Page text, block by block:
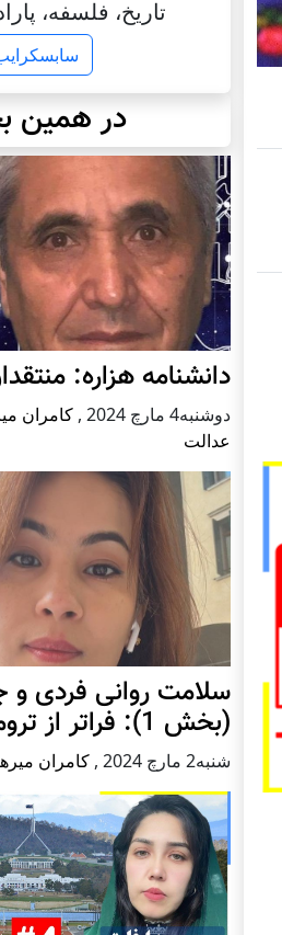
تاریخ، فلسفه،
در
دانشنامه هزاره:
دوشنبه4 مارچ 2024 , کامران
عدالت
سلامت روانی فردی و
(بخش 1): فراتر از تروما
شنبه2 مارچ 2024 , کامران